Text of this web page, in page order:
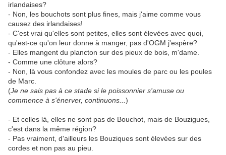
irlandaises?
- Non, les bouchots sont plus fines, mais j'aime comme vous
causez des irlandaises!
- C'est vrai qu'elles sont petites, elles sont élevées avec quoi,
qu'est-ce qu'on leur donne à manger, pas d'OGM j'espère?
- Elles mangent du plancton sur des pieux de bois, m'dame.
- Comme une clôture alors?
- Non, là vous confondez avec les moules de parc ou les poules
de Marc.
(Je ne sais pas à ce stade si le poissonnier s'amuse ou
commence à s'énerver, continuons... )
- Et celles là, elles ne sont pas de Bouchot, mais de Bouzigues,
c'est dans la même région?
- Pas vraiment, d'ailleurs les Bouziques sont élevées sur des
cordes et non pas au pieu.